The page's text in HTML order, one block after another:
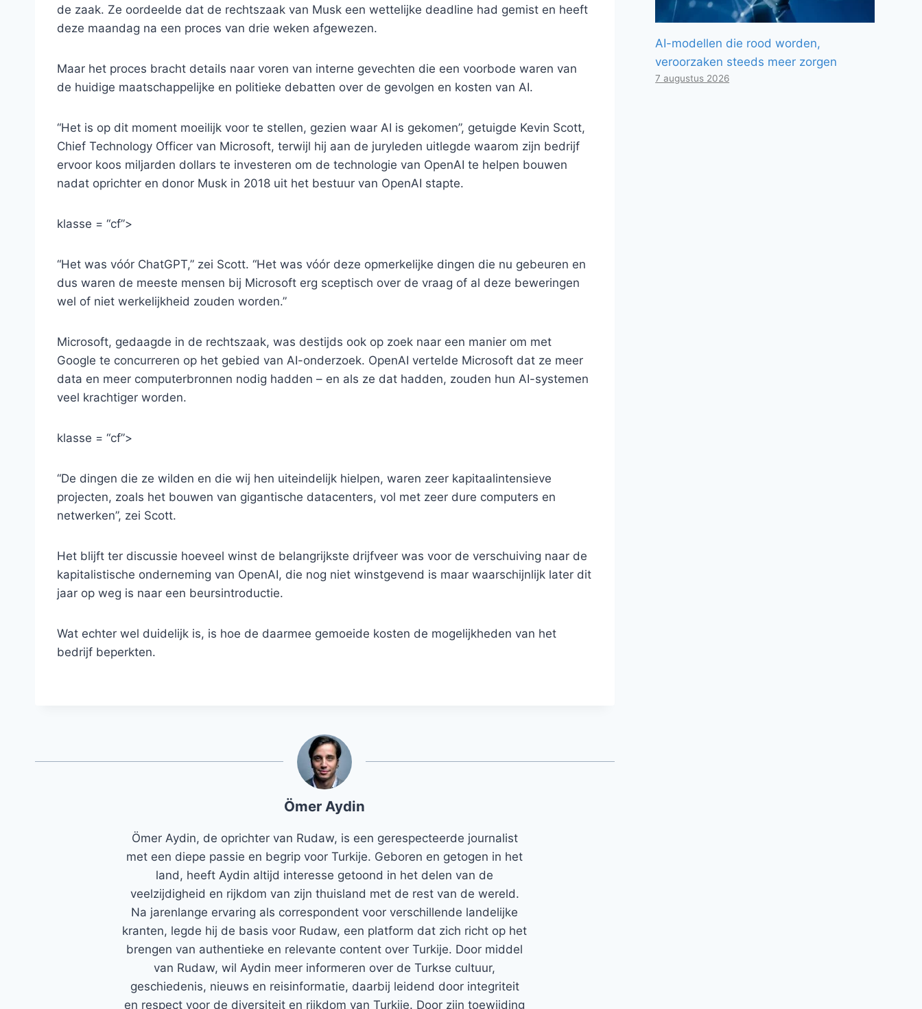
de zaak. Ze oordeelde dat de rechtszaak van Musk een wettelijke deadline had gemist en heeft
deze maandag na een proces van drie weken afgewezen.
Maar het proces bracht details naar voren van interne gevechten die een voorbode waren van
de huidige maatschappelijke en politieke debatten over de gevolgen en kosten van AI.
“Het is op dit moment moeilijk voor te stellen, gezien waar AI is gekomen”, getuigde Kevin Scott,
Chief Technology Officer van Microsoft, terwijl hij aan de juryleden uitlegde waarom zijn bedrijf
ervoor koos miljarden dollars te investeren om de technologie van OpenAI te helpen bouwen
nadat oprichter en donor Musk in 2018 uit het bestuur van OpenAI stapte.
klasse = “cf”>
“Het was vóór ChatGPT,” zei Scott. “Het was vóór deze opmerkelijke dingen die nu gebeuren en
dus waren de meeste mensen bij Microsoft erg sceptisch over de vraag of al deze beweringen
wel of niet werkelijkheid zouden worden.”
Microsoft, gedaagde in de rechtszaak, was destijds ook op zoek naar een manier om met
Google te concurreren op het gebied van AI-onderzoek. OpenAI vertelde Microsoft dat ze meer
data en meer computerbronnen nodig hadden – en als ze dat hadden, zouden hun AI-systemen
veel krachtiger worden.
klasse = “cf”>
“De dingen die ze wilden en die wij hen uiteindelijk hielpen, waren zeer kapitaalintensieve
projecten, zoals het bouwen van gigantische datacenters, vol met zeer dure computers en
netwerken”, zei Scott.
Het blijft ter discussie hoeveel winst de belangrijkste drijfveer was voor de verschuiving naar de
kapitalistische onderneming van OpenAI, die nog niet winstgevend is maar waarschijnlijk later dit
jaar op weg is naar een beursintroductie.
Wat echter wel duidelijk is, is hoe de daarmee gemoeide kosten de mogelijkheden van het
bedrijf beperkten.
Ömer Aydin
Ömer Aydin, de oprichter van Rudaw, is een gerespecteerde journalist
met een diepe passie en begrip voor Turkije. Geboren en getogen in het
land, heeft Aydin altijd interesse getoond in het delen van de
veelzijdigheid en rijkdom van zijn thuisland met de rest van de wereld.
Na jarenlange ervaring als correspondent voor verschillende landelijke
kranten, legde hij de basis voor Rudaw, een platform dat zich richt op het
brengen van authentieke en relevante content over Turkije. Door middel
van Rudaw, wil Aydin meer informeren over de Turkse cultuur,
geschiedenis, nieuws en reisinformatie, daarbij leidend door integriteit
en respect voor de diversiteit en rijkdom van Turkije. Door zijn toewijding
AI-modellen die rood worden,
veroorzaken steeds meer zorgen
7 augustus 2026